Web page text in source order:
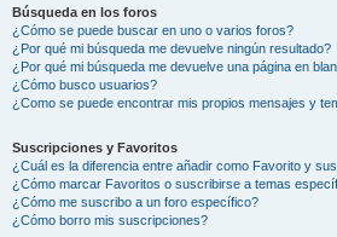
Búsqueda en los foros
¿Cómo se puede buscar en uno o varios foros?
¿Por qué mi búsqueda me devuelve ningún resultado?
¿Por qué mi búsqueda me devuelve una página en
¿Cómo busco usuarios?
¿Como se puede encontrar mis propios mensajes y
Suscripciones y Favoritos
¿Cuál es la diferencia entre añadir como Favorito y
¿Cómo marcar Favoritos o suscribirse a temas
¿Cómo me suscribo a un foro específico?
¿Cómo borro mis suscripciones?